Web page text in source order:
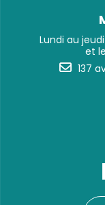
Lundi au
et
137